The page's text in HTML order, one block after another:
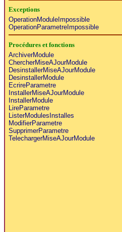
Exceptions
OperationModuleImpossible
OperationParametreImpossible
Procédures et fonctions
ArchiverModule
ChercherMiseAJourModule
DesinstallerMiseAJourModule
DesinstallerModule
EcrireParametre
InstallerMiseAJourModule
InstallerModule
LireParametre
ListerModulesInstalles
ModifierParametre
SupprimerParametre
TelechargerMiseAJourModule